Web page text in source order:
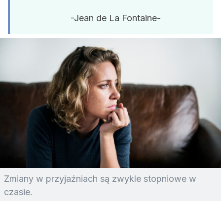
-Jean de La Fontaine-
Zmiany w przyjaźniach są zwykle stopniowe w
czasie.